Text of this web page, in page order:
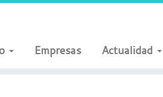
Empresas Actualidad